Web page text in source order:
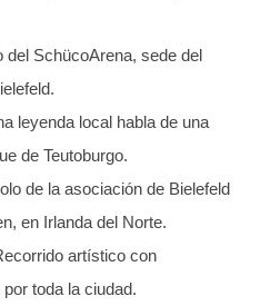
del SchücoArena, sede del
leyenda local habla de una
de Teutoburgo.
de la asociación de Bielefeld
en Irlanda del Norte.
artístico con
toda la ciudad.